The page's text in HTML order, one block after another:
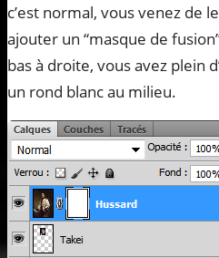
c’est normal, vous venez de
ajouter un “masque de
bas à droite, vous avez plein
un rond blanc au milieu.